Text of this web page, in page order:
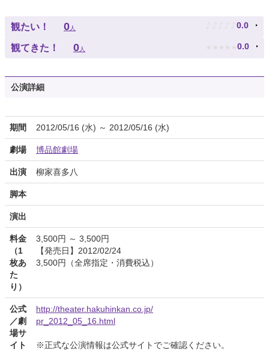
観たい！ 0人 ♪ ♪ ♪ ♪ ♪ 0.0
観てきた！ 0人 ★ ★ ★ ★ ★ 0.0
公演詳細
期間 2012/05/16 (水) ～ 2012/05/16 (水)
劇場 博品館劇場
出演 柳家喜多八
脚本
演出
料金
（1
枚あ
た
り）
3,500円 ～ 3,500円
【発売日】2012/02/24
3,500円（全席指定・消費税込）
公式
／劇
場サ
イト
http://theater.hakuhinkan.co.jp/
pr_2012_05_16.html
※正式な公演情報は公式サイトでご確認ください。